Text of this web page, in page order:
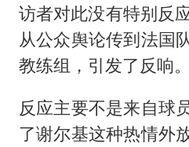
访者对此没有特别反
从公众舆论传到法国
教练组，引发了反响。
反应主要不是来自球
了谢尔基这种热情外